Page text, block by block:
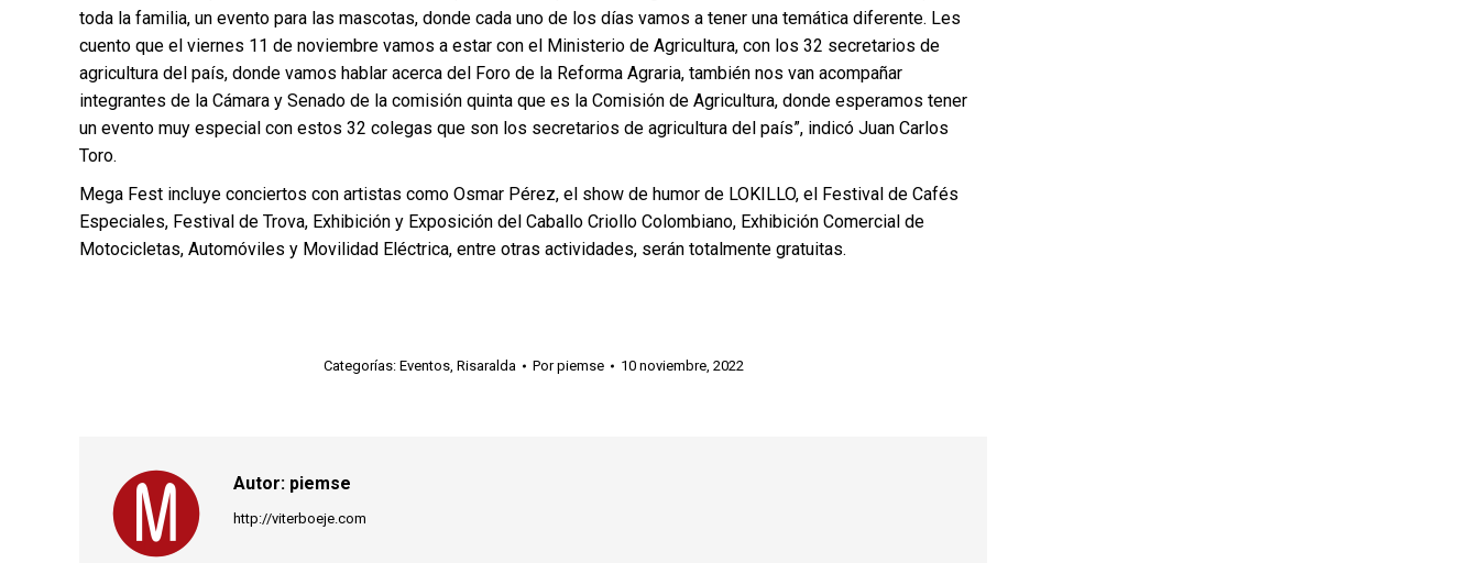
toda la familia, un evento para las mascotas, donde cada uno de los días vamos a tener una temática diferente. Les
cuento que el viernes 11 de noviembre vamos a estar con el Ministerio de Agricultura, con los 32 secretarios de
agricultura del país, donde vamos hablar acerca del Foro de la Reforma Agraria, también nos van acompañar
integrantes de la Cámara y Senado de la comisión quinta que es la Comisión de Agricultura, donde esperamos tener
un evento muy especial con estos 32 colegas que son los secretarios de agricultura del país”, indicó Juan Carlos
Toro.
Mega Fest incluye conciertos con artistas como Osmar Pérez, el show de humor de LOKILLO, el Festival de Cafés
Especiales, Festival de Trova, Exhibición y Exposición del Caballo Criollo Colombiano, Exhibición Comercial de
Motocicletas, Automóviles y Movilidad Eléctrica, entre otras actividades, serán totalmente gratuitas.
Categorías: Eventos, Risaralda Porpiemse 10 noviembre, 2022
Autor: piemse
http://viterboeje.com